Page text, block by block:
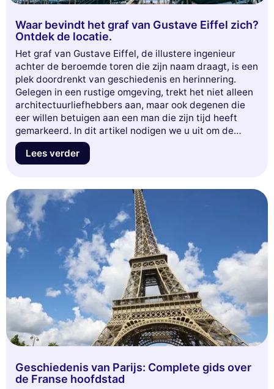
Waar bevindt het graf van Gustave Eiffel zich?
Ontdek de locatie.
Het graf van Gustave Eiffel, de illustere ingenieur
achter de beroemde toren die zijn naam draagt, is een
plek doordrenkt van geschiedenis en herinnering.
Gelegen in een rustige omgeving, trekt het niet alleen
architectuurliefhebbers aan, maar ook degenen die
eer willen betuigen aan een man die zijn tijd heeft
gemarkeerd. In dit artikel nodigen we u uit om de
exacte locatie van deze begraafplaats te ontdekken,
evenals de fascinerende anekdotes die ermee
Lees verder
Geschiedenis van Parijs: Complete gids over
de Franse hoofdstad